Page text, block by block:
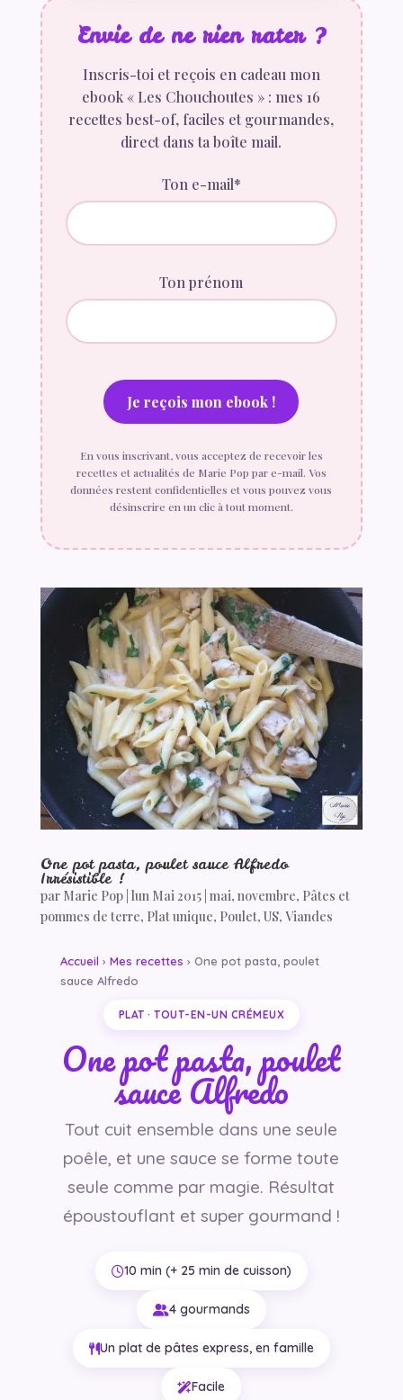
Envie de ne rien rater ?
Inscris-toi et reçois en cadeau mon
ebook « Les Chouchoutes » : mes 16
recettes best-of, faciles et gourmandes,
direct dans ta boîte mail.
Ton e-mail*
Ton prénom
En vous inscrivant, vous acceptez de recevoir les
recettes et actualités de Marie Pop par e-mail. Vos
données restent confidentielles et vous pouvez vous
désinscrire en un clic à tout moment.
One pot pasta, poulet sauce Alfredo
Irrésistible !
par Marie Pop| lun Mai 2015| mai, novembre, Pâtes et
pommes de terre, Plat unique, Poulet, US, Viandes
Accueil › Mes recettes › One pot pasta, poulet
sauce Alfredo
PLAT · TOUT-EN-UN CRÉMEUX
One pot pasta, poulet
sauce Alfredo
Tout cuit ensemble dans une seule
poêle, et une sauce se forme toute
seule comme par magie. Résultat
époustouflant et super gourmand !
10 min (+ 25 min de cuisson)
4 gourmands
Un plat de pâtes express, en famille
Facile